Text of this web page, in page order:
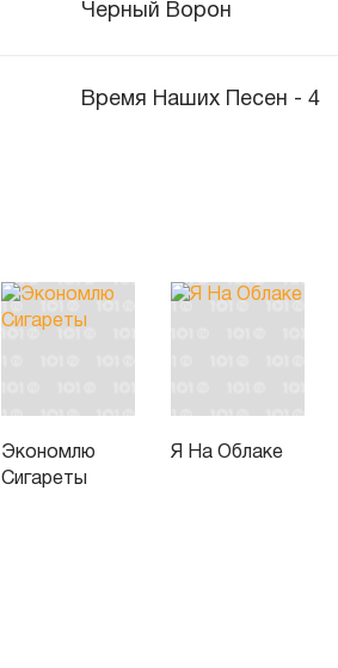
Черный Ворон
Время Наших Песен - 4
Экономлю
Сигареты
Я На Облаке